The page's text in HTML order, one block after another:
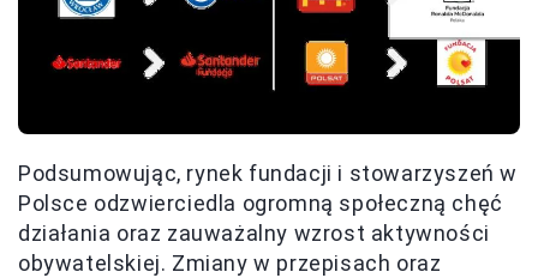
Podsumowując, rynek fundacji i stowarzyszeń w
Polsce odzwierciedla ogromną społeczną chęć
działania oraz zauważalny wzrost aktywności
obywatelskiej. Zmiany w przepisach oraz